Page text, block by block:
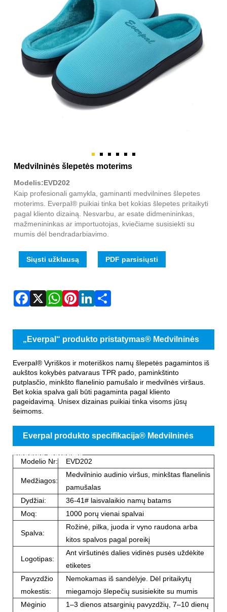
Medvilninės šlepetės moterims
Modelis:EVD202
Kaip profesionali gamykla, gaminanti medvilnines šlepetes
moterims. Everpal® puikiai tinka bet kokias šlepetes pritaikyti
pagal kliento dizainą. Nesvarbu, ar esate didmenininkas,
mažmenininkas ar importuotojas, kviečiame susisiekti su
mumis dėl bendradarbiavimo.
Siųsti užklausą PDF parsisiųsti
„Everpal“ produkto pristatymas® Medvilninės
šlepetės moterims
Everpal® Vyriškos ir moteriškos namų šlepetės pagamintos iš
aukštos kokybės patvaraus TPR pado, paminkštinto
putplasčio, minkšto flanelinio pamušalo ir medvilnės viršaus.
Bet kokia spalva gali būti pagaminta pagal kliento
pageidavimą. Unisex dizainas puikiai tinka visoms jūsų
šeimoms.
Everpal produkto specifikacija® Medvilninės
šlepetės moterims
Modelio Nr: EVD202
Medžiagos:
Medvilninio audinio viršus, minkštas flanelinis
pamušalas
Dydžiai:
36-41# laisvalaikio namų batams
Moq:
1000 porų vienai spalvai
Spalva:
Rožinė, pilka, juoda ir vyno raudona arba
kitos spalvos pagal poreikį
Logotipas:
Ant viršutinės dalies vidinės pusės uždėkite
etiketes
Pavyzdžio
mokestis:
Nemokamas iš sandėlyje. Dėl pritaikytų
miegamojo šlepečių susisiekite su mumis
Mėginio
1–3 dienos atsarginių pavyzdžių, 7–10 dienų